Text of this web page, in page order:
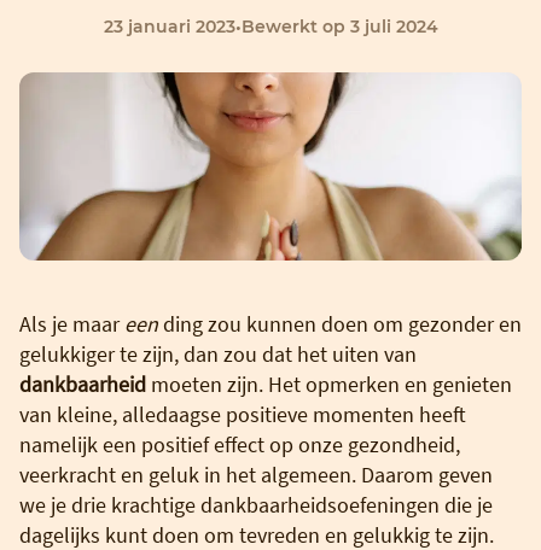
23 januari 2023•Bewerkt op 3 juli 2024
Als je maareending zou kunnen doen om gezonder en
gelukkiger te zijn, dan zou dat het uiten van
dankbaarheid moeten zijn. Het opmerken en genieten
van kleine, alledaagse positieve momenten heeft
namelijk een positief effect op onze gezondheid,
veerkracht en geluk in het algemeen. Daarom geven
we je drie krachtige dankbaarheidsoefeningen die je
dagelijks kunt doen om tevreden en gelukkig te zijn.